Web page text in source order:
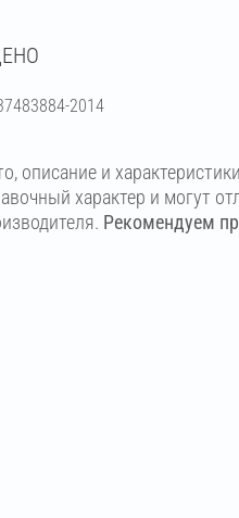
2014
описание и
характер и могут
Рекомендуем